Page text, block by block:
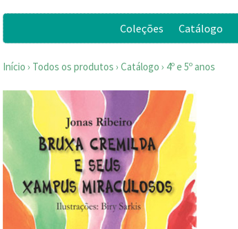
Coleções Catálogo
Início › Todos os produtos › Catálogo › 4º e 5º anos